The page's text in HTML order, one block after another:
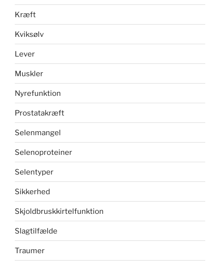
Kræft
Kviksølv
Lever
Muskler
Nyrefunktion
Prostatakræft
Selenmangel
Selenoproteiner
Selentyper
Sikkerhed
Skjoldbruskkirtelfunktion
Slagtilfælde
Traumer